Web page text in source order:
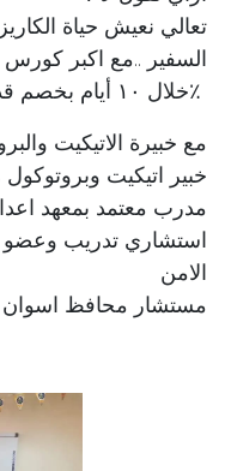
تعالي نعيش حياة
السفير ..مع اكبر كورس
خلال ١٠ أيام بخصم قد يصل الي ٥٠٪
مع خبيرة الاتيكيت
خبير اتيكيت وبروتوكول
مدرب معتمد بمعهد
الامن
مستشار محافظ اسوان